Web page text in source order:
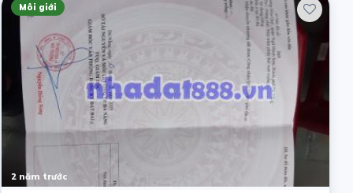
Môi giới
2 năm trước